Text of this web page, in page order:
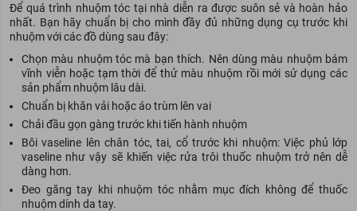
Để quá trình nhuộm tóc tại nhà diễn ra được suôn sẻ và hoàn hảo
nhất. Bạn hãy chuẩn bị cho mình đầy đủ những dụng cụ trước khi
nhuộm với các đồ dùng sau đây:
Chọn màu nhuộm tóc mà bạn thích. Nên dùng màu nhuộm bám
vĩnh viễn hoặc tạm thời để thử màu nhuộm rồi mới sử dụng các
sản phẩm nhuộm lâu dài.
Chuẩn bị khăn vải hoặc áo trùm lên vai
Chải đầu gọn gàng trước khi tiến hành nhuộm
Bôi vaseline lên chân tóc, tai, cổ trước khi nhuộm: Việc phủ lớp
vaseline như vậy sẽ khiến việc rửa trôi thuốc nhuộm trở nên dễ
dàng hơn.
Đeo găng tay khi nhuộm tóc nhằm mục đích không để thuốc
nhuộm dính da tay.